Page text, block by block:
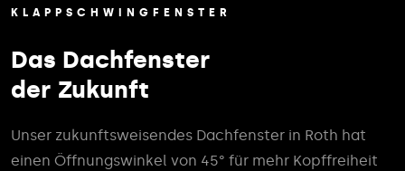
KLAPPSCHWINGFENSTER
Das Dachfenster
der Zukunft
Unser zukunftsweisendes Dachfenster in Roth hat
einen Öffnungswinkel von 45° für mehr Kopffreiheit